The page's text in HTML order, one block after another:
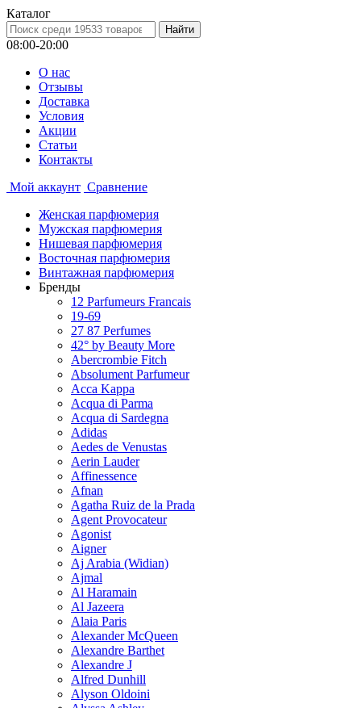
Каталог
08:00-20:00
О нас
Отзывы
Доставка
Условия
Aкции
Статьи
Контакты
Мой аккаунт Сравнение
Женская парфюмерия
Мужская парфюмерия
Нишевая парфюмерия
Восточная парфюмерия
Винтажная парфюмерия
Бренды
12 Parfumeurs Francais
19-69
27 87 Perfumes
42° by Beauty More
Abercrombie Fitch
Absolument Parfumeur
Acca Kappa
Acqua di Parma
Acqua di Sardegna
Adidas
Aedes de Venustas
Aerin Lauder
Affinessence
Afnan
Agatha Ruiz de la Prada
Agent Provocateur
Agonist
Aigner
Aj Arabia (Widian)
Ajmal
Al Haramain
Al Jazeera
Alaia Paris
Alexander McQueen
Alexandre Barthet
Alexandre J
Alfred Dunhill
Alyson Oldoini